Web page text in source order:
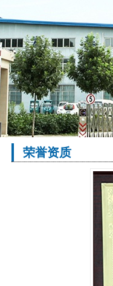
荣誉资质